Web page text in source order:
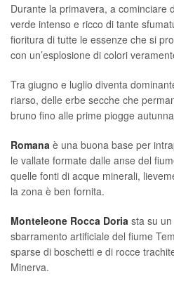
Durante la primavera, a cominciare
verde intenso e ricco di tante
fioritura di tutte le essenze che si
con un’esplosione di colori
Tra giugno e luglio diventa
riarso, delle erbe secche che
bruno fino alle prime piogge
Romana è una buona base per
le vallate formate dalle anse del
quelle fonti di acque minerali,
la zona è ben fornita.
Monteleone Rocca Doria sta su
sbarramento artificiale del fiume
sparse di boschetti e di rocce
Minerva.